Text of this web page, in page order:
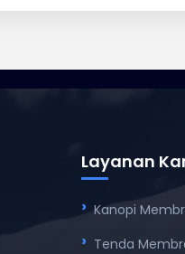
Layanan
Kanopi
Tenda